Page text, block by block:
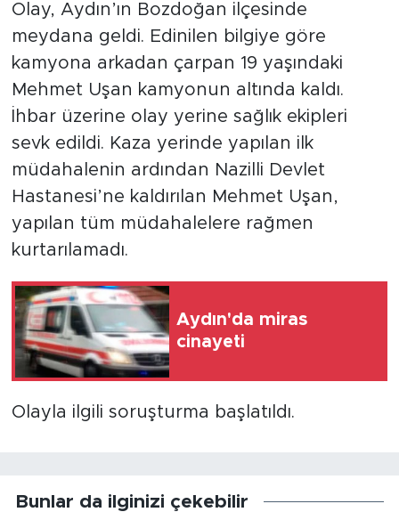
Olay, Aydın’ın Bozdoğan ilçesinde
meydana geldi. Edinilen bilgiye göre
kamyona arkadan çarpan 19 yaşındaki
Mehmet Uşan kamyonun altında kaldı.
İhbar üzerine olay yerine sağlık ekipleri
sevk edildi. Kaza yerinde yapılan ilk
müdahalenin ardından Nazilli Devlet
Hastanesi’ne kaldırılan Mehmet Uşan,
yapılan tüm müdahalelere rağmen
kurtarılamadı.
Aydın'da miras
cinayeti
Olayla ilgili soruşturma başlatıldı.
Bunlar da ilginizi çekebilir